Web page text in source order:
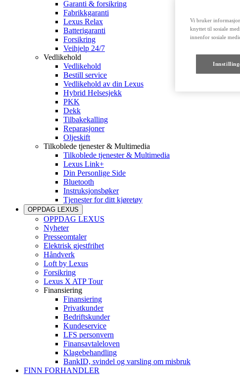
Garanti & forsikring
Fabrikkgaranti
Lexus Relax
Batterigaranti
Forsikring
Veihjelp 24/7
Vedlikehold
Vedlikehold
Bestill service
Vedlikehold av din Lexus
Hybrid Helsesjekk
PKK
Dekk
Tilbakekalling
Reparasjoner
Oljeskift
Tilkoblede tjenester & Multimedia
Tilkoblede tjenester & Multimedia
Lexus Link+
Din Personlige Side
Bluetooth
Instruksjonsbøker
Tjenester for ditt kjøretøy
OPPDAG LEXUS
OPPDAG LEXUS
Nyheter
Presseomtaler
Elektrisk gjestfrihet
Håndverk
Loft by Lexus
Forsikring
Lexus X ATP Tour
Finansiering
Finansiering
Privatkunder
Bedriftskunder
Kundeservice
LFS personvern
Finansavtaleloven
Klagebehandling
BankID, svindel og varsling om misbruk
FINN FORHANDLER
Vi bruker
knyttet til sosiale
innenfor sosiale